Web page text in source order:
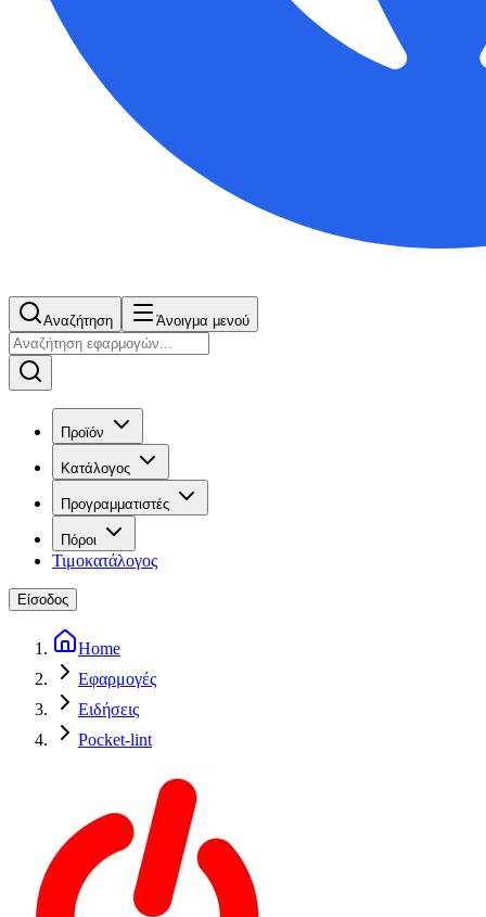
Αναζήτηση Άνοιγμα μενού
Προϊόν
Κατάλογος
Προγραμματιστές
Πόροι
Τιμοκατάλογος
Είσοδος
Home
Εφαρμογές
Ειδήσεις
Pocket-lint